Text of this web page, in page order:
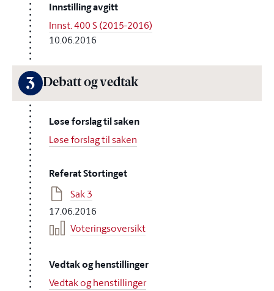
Innstilling avgitt
Innst. 400 S (2015-2016)
10.06.2016
3 Debatt og vedtak
Løse forslag til saken
Løse forslag til saken
Referat Stortinget
Sak 3
17.06.2016
Voteringsoversikt
Vedtak og henstillinger
Vedtak og henstillinger